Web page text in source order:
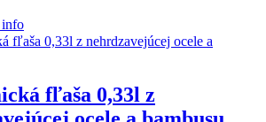
fľaša 0,33l z